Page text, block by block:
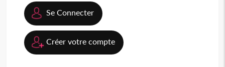
Se Connecter
Créer votre compte